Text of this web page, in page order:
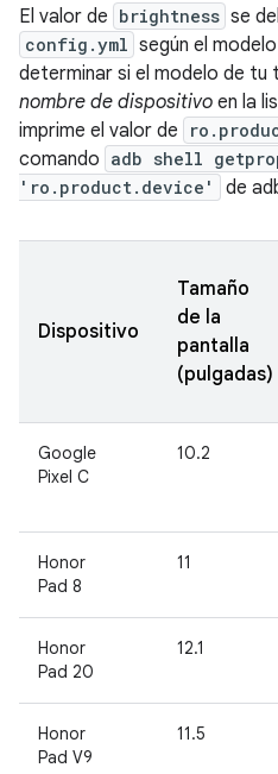
El valor de brightness se
config.yml según el
determinar si el modelo de tu
nombre de dispositivo en la
imprime el valor de
comando adb shell
'ro.product.device'
de
Dispositivo
Tamaño
de la
pantalla
(pulgadas)
Google
Pixel C
10.2
Honor
Pad 8
11
Honor
Pad 20
12.1
Honor
Pad V9
11.5